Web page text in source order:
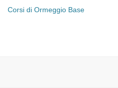
Corsi di Ormeggio Base